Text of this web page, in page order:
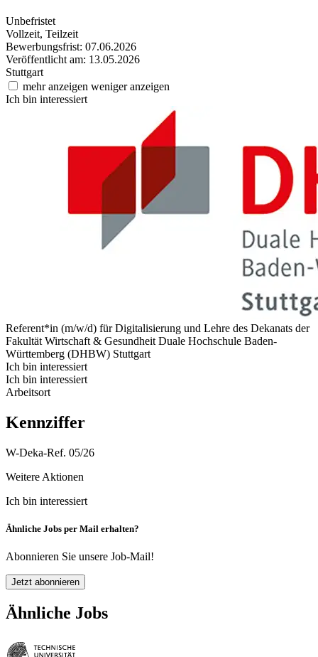
Unbefristet
Vollzeit, Teilzeit
Bewerbungsfrist: 07.06.2026
Veröffentlicht am: 13.05.2026
Stuttgart
mehr anzeigen weniger anzeigen
Ich bin interessiert
Referent*in (m/w/d) für Digitalisierung und Lehre des Dekanats der
Fakultät Wirtschaft & Gesundheit Duale Hochschule Baden-
Württemberg (DHBW) Stuttgart
Ich bin interessiert
Ich bin interessiert
Arbeitsort
Kennziffer
W-Deka-Ref. 05/26
Weitere Aktionen
Ich bin interessiert
Ähnliche Jobs per Mail erhalten?
Abonnieren Sie unsere Job-Mail!
Jetzt abonnieren
Ähnliche Jobs